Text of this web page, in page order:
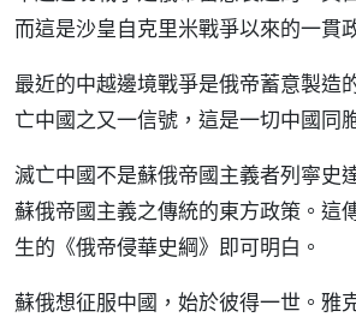
而這是沙皇自克里米戰爭以來的一貫
最近的中越邊境戰爭是俄帝蓄意製造
亡中國之又一信號，這是一切中國同
滅亡中國不是蘇俄帝國主義者列寧史
蘇俄帝國主義之傳統的東方政策。這
生的《俄帝侵華史綱》即可明白。
蘇俄想征服中國，始於彼得一世。雅